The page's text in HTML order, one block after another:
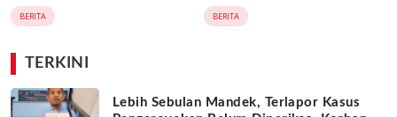
Tak Bernyawa di Dalam
Istana Balon yang Sudah
BERITA
Oknum ASN dan Honorer di
SMPN 32 Merangin
BERITA
TERKINI
Lebih Sebulan Mandek, Terlapor Kasus